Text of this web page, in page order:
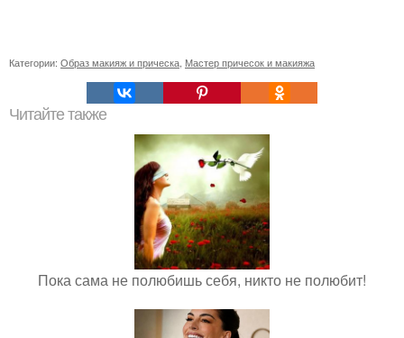
Категории: Образ макияж и прическа Мастер причесок и макияжа
Читайте также
Пока сама не полюбишь себя, никто не полюбит!